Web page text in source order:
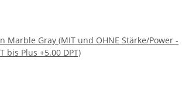
Marble Gray (MIT und OHNE Stärke/Power -
bis Plus +5.00 DPT)